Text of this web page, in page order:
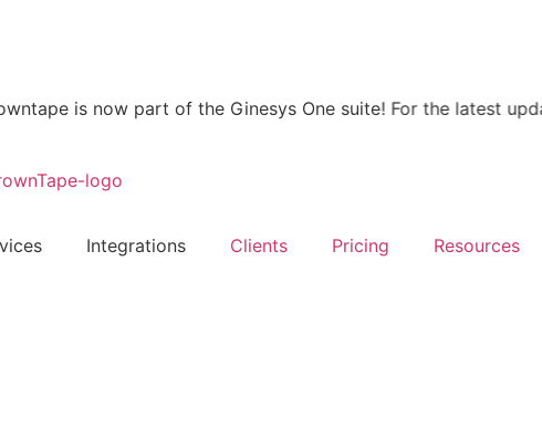
is now part of the Ginesys One suite! For the latest
Integrations Clients Pricing Resources